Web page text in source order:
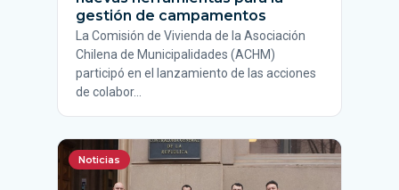
gestión de campamentos
La Comisión de Vivienda de la Asociación
Chilena de Municipalidades (ACHM)
participó en el lanzamiento de las acciones
de colabor…
Noticias